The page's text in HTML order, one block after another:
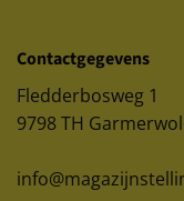
Contactgegevens
Fledderbosweg 1
9798 TH